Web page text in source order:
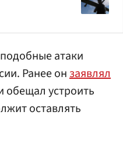
атаки
Ранее онзаявлял
обещал устроить
оставлять